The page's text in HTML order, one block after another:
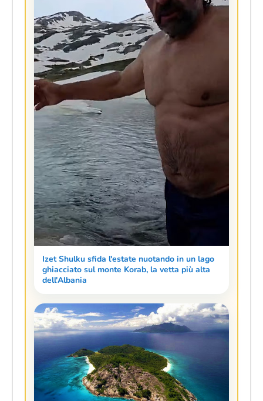
Izet Shulku sfida l'estate nuotando in un lago
ghiacciato sul monte Korab, la vetta più alta
dell'Albania